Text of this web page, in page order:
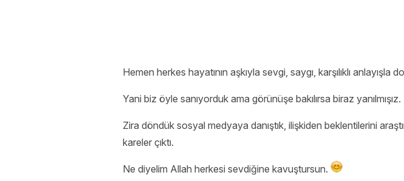
Hemen herkes hayatının aşkıyla sevgi, saygı, karşılıklı
Yani biz öyle sanıyorduk ama görünüşe bakılırsa biraz yanılmışız.
Zira döndük sosyal medyaya danıştık, ilişkiden beklentilerini
kareler çıktı.
Ne diyelim Allah herkesi sevdiğine kavuştursun.